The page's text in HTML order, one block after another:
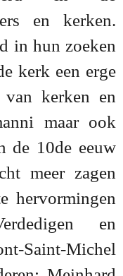
en kerken.
in hun zoeken
kerk een erge
kerken en
maar ook
de 10de eeuw
meer zagen
hervormingen
en
Saint-Michel